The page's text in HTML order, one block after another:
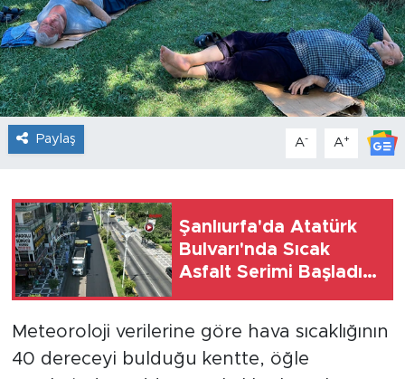
Paylaş A- A+
Şanlıurfa'da Atatürk
Bulvarı'nda Sıcak
Asfalt Serimi Başladı:
Meteoroloji verilerine göre hava sıcaklığının
40 dereceyi bulduğu kentte, öğle